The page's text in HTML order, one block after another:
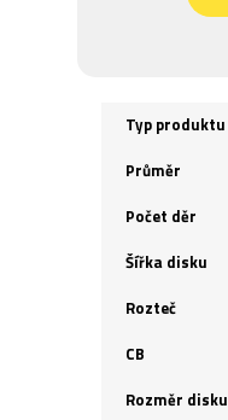
Typ produktu
Průměr
Počet děr
Šířka disku
Rozteč
CB
Rozměr disku